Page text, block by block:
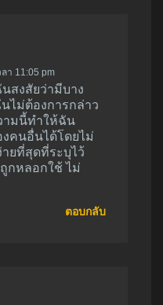
า 11:05 pm
สงสัยว่ามีบาง
ไม่ต้องการกล่าว
ามนี้ทำให้ฉัน
งคนอื่นได้โดยไม่
ยที่สุดที่ระบุไว้
กหลอกใช้ ไม่
ตอบกลับ